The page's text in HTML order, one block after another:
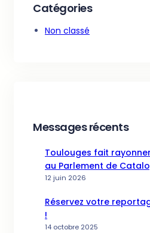
Catégories
Non classé
Messages récents
Toulouges fait
au Parlement de
12 juin 2026
Réservez votre
!
14 octobre 2025